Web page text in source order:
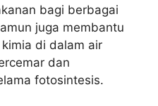
bagi berbagai
juga membantu
di dalam air
dan
fotosintesis.